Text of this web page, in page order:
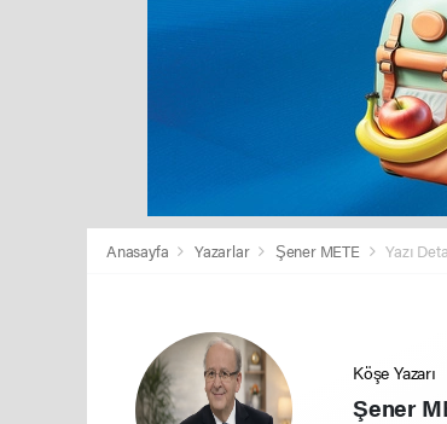
Anasayfa Yazarlar Şener METE Yazı
Köşe Yazarı
Şener